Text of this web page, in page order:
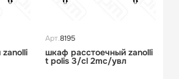
Арт.8195
шкаф расстоечный zanolli
t polis 3/cl 2mc/увл